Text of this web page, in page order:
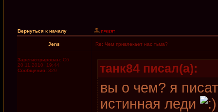
Вернуться к началу
Jens Re: Чем привлекает нас тьма?
Зарегистрирован: Сб
20.11.2010, 19:44
Сообщения: 329 танк84 писал(а):
вы о чем? я
истинная леди